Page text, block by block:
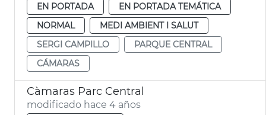
EN PORTADA
EN PORTADA TEMÁTICA
NORMAL
MEDI AMBIENT I SALUT
SERGI CAMPILLO
PARQUE CENTRAL
CÁMARAS
Càmaras Parc Central
modificado hace 4 años